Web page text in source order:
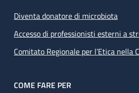
Diventa donatore di microbiota
Accesso di professionisti esterni a
Comitato Regionale per l’Etica nella
COME FARE PER